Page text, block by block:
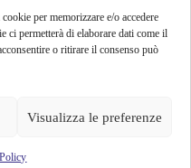
per memorizzare e/o accedere
ci permetterà di elaborare dati come il
o ritirare il consenso può
Visualizza le preferenze
memoria di Milano.
dal 13 al 15